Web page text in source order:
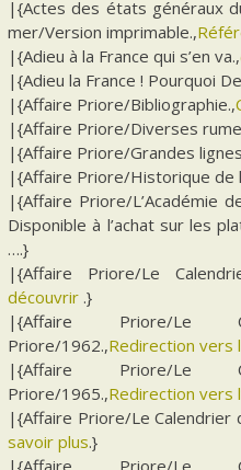
|{Actes des états généraux
mer/Version imprimable.,
|{Adieu à la France qui s’en va.,
|{Adieu la France ! Pourquoi
|{Affaire Priore/Bibliographie.,
|{Affaire Priore/Diverses
|{Affaire Priore/Grandes
|{Affaire Priore/Historique de
|{Affaire Priore/L’Académie
Disponible à l’achat sur les
….}
|{Affaire Priore/Le
découvrir .}
|{Affaire Priore/Le
Priore/1962.,Redirection vers
|{Affaire Priore/Le
Priore/1965.,Redirection vers
|{Affaire Priore/Le Calendrier
savoir plus.}